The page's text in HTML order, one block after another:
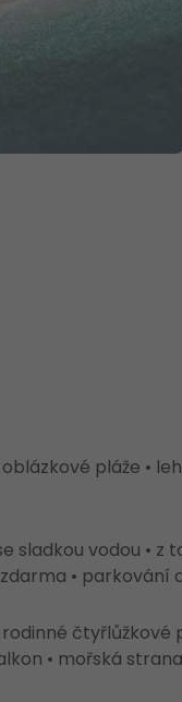
pláže •
sladkou vodou • z
• parkování
čtyřlůžkové
• mořská